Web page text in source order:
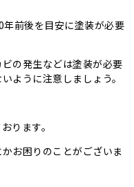
前後を目安に塗装が必要
の発生などは塗装が必要
ように注意しましょう。
ります。
お困りのことがございま